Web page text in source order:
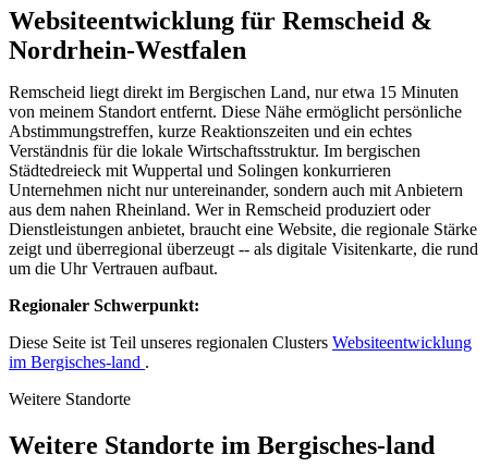
Websiteentwicklung für Remscheid &
Nordrhein-Westfalen
Remscheid liegt direkt im Bergischen Land, nur etwa 15 Minuten
von meinem Standort entfernt. Diese Nähe ermöglicht persönliche
Abstimmungstreffen, kurze Reaktionszeiten und ein echtes
Verständnis für die lokale Wirtschaftsstruktur. Im bergischen
Städtedreieck mit Wuppertal und Solingen konkurrieren
Unternehmen nicht nur untereinander, sondern auch mit Anbietern
aus dem nahen Rheinland. Wer in Remscheid produziert oder
Dienstleistungen anbietet, braucht eine Website, die regionale Stärke
zeigt und überregional überzeugt -- als digitale Visitenkarte, die rund
um die Uhr Vertrauen aufbaut.
Regionaler Schwerpunkt:
Diese Seite ist Teil unseres regionalen Clusters Websiteentwicklung
im Bergisches-land .
Weitere Standorte
Weitere Standorte im Bergisches-land